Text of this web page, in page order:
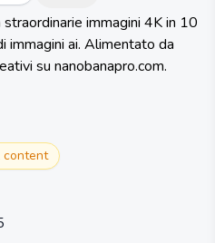
immagini 4K in 10
immagini ai. Alimentato da
su nanobanapro.com.
content